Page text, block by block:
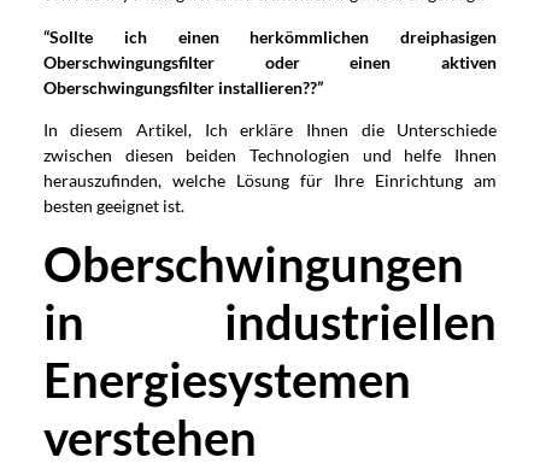
“Sollte ich einen herkömmlichen dreiphasigen
Oberschwingungsfilter oder einen aktiven
Oberschwingungsfilter installieren??”
In diesem Artikel, Ich erkläre Ihnen die Unterschiede
zwischen diesen beiden Technologien und helfe Ihnen
herauszufinden, welche Lösung für Ihre Einrichtung am
besten geeignet ist.
Oberschwingungen
in industriellen
Energiesystemen
verstehen